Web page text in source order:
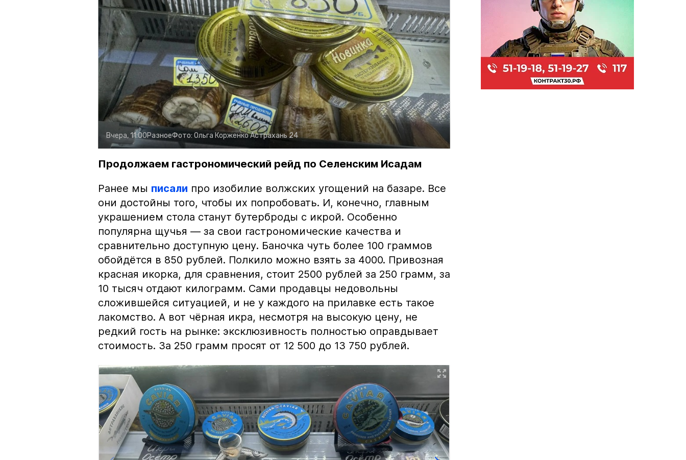
Вчера, 11:00РазноеФото: Ольга КорженкоАстрахань 24
Продолжаем гастрономический рейд по Селенским Исадам
Ранее мы писали про изобилие волжских угощений на базаре. Все
они достойны того, чтобы их попробовать. И, конечно, главным
украшением стола станут бутерброды с икрой. Особенно
популярна щучья — за свои гастрономические качества и
сравнительно доступную цену. Баночка чуть более 100 граммов
обойдётся в 850 рублей. Полкило можно взять за 4000. Привозная
красная икорка, для сравнения, стоит 2500 рублей за 250 грамм, за
10 тысяч отдают килограмм. Сами продавцы недовольны
сложившейся ситуацией, и не у каждого на прилавке есть такое
лакомство. А вот чёрная икра, несмотря на высокую цену, не
редкий гость на рынке: эксклюзивность полностью оправдывает
стоимость. За 250 грамм просят от 12 500 до 13 750 рублей.